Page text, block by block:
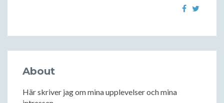
About
Här skriver jag om mina upplevelser och mina